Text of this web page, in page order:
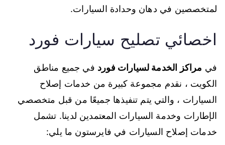
لمتخصصين في دهان وحدادة السيارات.
اخصائي تصليح سيارات فورد
في مراكز الخدمة لسيارات فورد في جميع مناطق
الكويت ، نقدم مجموعة كبيرة من خدمات إصلاح
السيارات ، والتي يتم تنفيذها جميعًا من قبل متخصصي
الإطارات وخدمة السيارات المعتمدين لدينا. تشمل
خدمات إصلاح السيارات في فايرستون ما يلي: